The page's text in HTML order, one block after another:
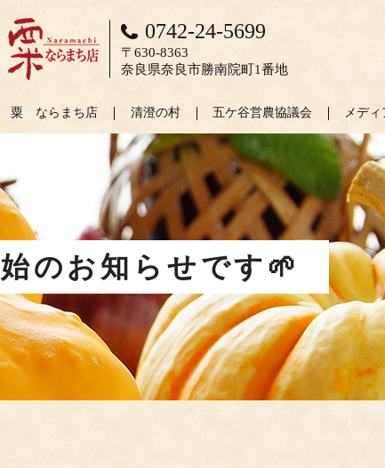
粟 ならまち店 清澄の村 五ケ谷営農協議会 メデ
0742-24-5699
〒630-8363
奈良県奈良市勝南院町1番地
のお知らせです🌱